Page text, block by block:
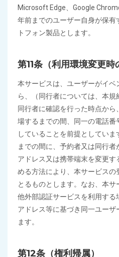
Microsoft Edge、Google
年前までのユーザー自身が保
トフォン製品とします。
第11条（利用環境変更時
本サービスは、ユーザーがイ
ら、（同行者については、本
同行者に確認を行った時点か
場するまでの間、同一の電話
していることを前提としてい
までの間に、予約者又は同行
アドレス又は携帯端末を変更
める方法により、本サービス
とるものとします。なお、本サ
他外部認証サービスを利用す
アドレス等に基づき同一ユーザ
ます。
第12条（権利帰属）